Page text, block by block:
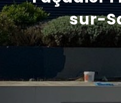
Recrutementsur-